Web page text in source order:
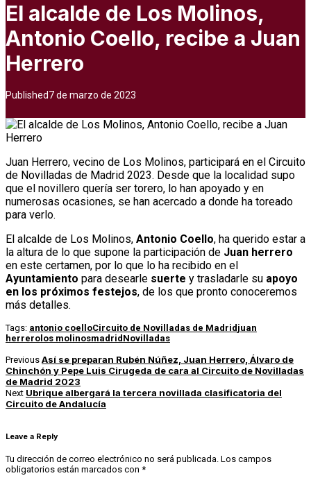
El alcalde de Los Molinos,
Antonio Coello, recibe a Juan
Herrero
Published7 de marzo de 2023
Juan Herrero, vecino de Los Molinos, participará en el Circuito
de Novilladas de Madrid 2023. Desde que la localidad supo
que el novillero quería ser torero, lo han apoyado y en
numerosas ocasiones, se han acercado a donde ha toreado
para verlo.
El alcalde de Los Molinos, Antonio Coello, ha querido estar a
la altura de lo que supone la participación de Juan herrero
en este certamen, por lo que lo ha recibido en el
Ayuntamiento para desearle suerte y trasladarle su apoyo
en los próximos festejos, de los que pronto conoceremos
más detalles.
Tags: antonio coelloCircuito de Novilladas de Madrid juan
herrero los molinosmadrid Novilladas
Previous Así se preparan Rubén Núñez, Juan Herrero, Álvaro de
Chinchón y Pepe Luis Cirugeda de cara al Circuito de Novilladas
de Madrid 2023
Next Ubrique albergará la tercera novillada clasificatoria del
Circuito de Andalucía
Leave a Reply
Tu dirección de correo electrónico no será publicada. Los campos
obligatorios están marcados con *